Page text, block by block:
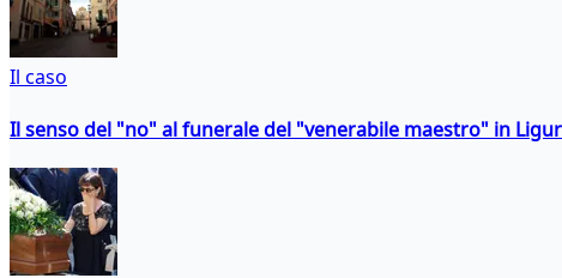
Il caso
Il senso del "no" al funerale del "venerabile maestro" in